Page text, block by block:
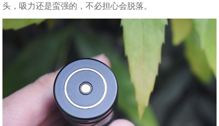
头，吸力还是蛮强的，不必担心会脱落。